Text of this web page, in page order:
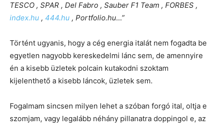
TESCO , SPAR , Del Fabro , Sauber F1 Team , FORBES ,
index.hu , 444.hu , Portfolio.hu…”
Történt ugyanis, hogy a cég energia italát nem fogadta be
egyetlen nagyobb kereskedelmi lánc sem, de amennyire
én a kisebb üzletek polcain kutakodni szoktam
kijelenthető a kisebb láncok, üzletek sem.
Fogalmam sincsen milyen lehet a szóban forgó ital, oltja e
szomjam, vagy legalább néhány pillanatra doppingol e, az